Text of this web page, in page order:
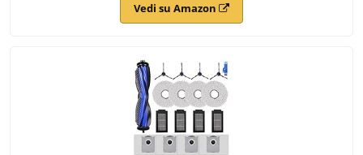
Vedi su Amazon